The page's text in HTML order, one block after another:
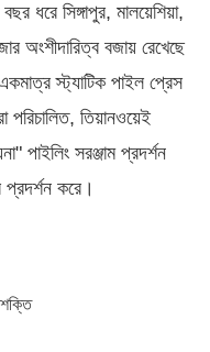
ধরে সিঙ্গাপুর, মালয়েশিয়া,
অংশীদারিত্ব বজায় রেখেছে
স্ট্যাটিক পাইল প্রেস
পরিচালিত, তিয়ানওয়েই
পাইলিং সরঞ্জাম প্রদর্শন
করে।